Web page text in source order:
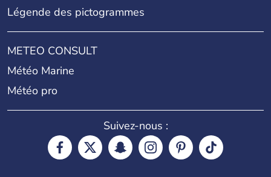
Légende des pictogrammes
METEO CONSULT
Météo Marine
Météo pro
Suivez-nous :